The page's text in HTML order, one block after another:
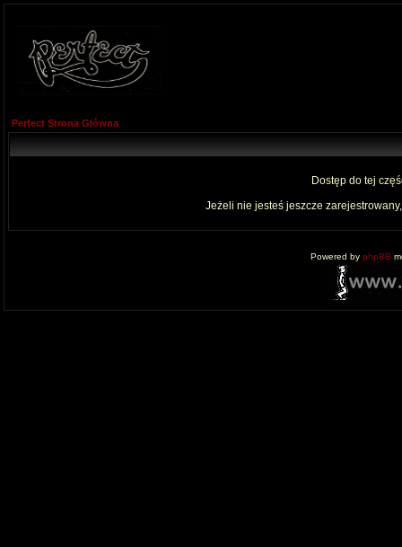
Perfect Strona Główna
Dostęp do tej
Jeżeli nie jesteś jeszcze
Powered by phpBB